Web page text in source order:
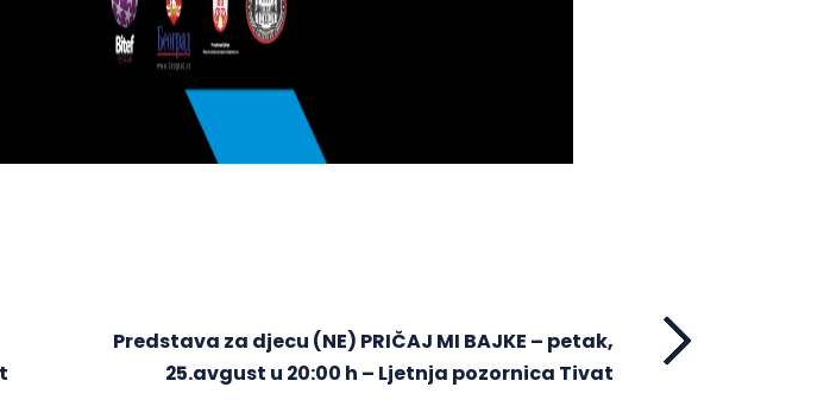
Predstava za djecu (NE) PRIČAJ MI BAJKE – petak,
25.avgust u 20:00 h – Ljetnja pozornica Tivat